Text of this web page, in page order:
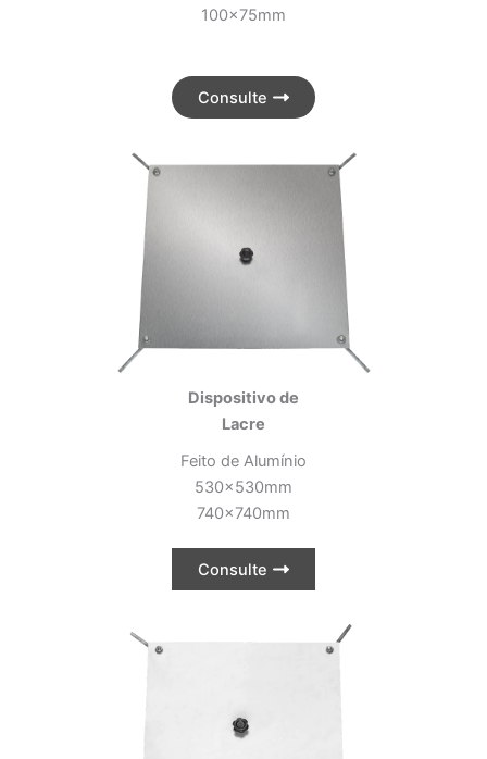
100x75mm
Consulte
Dispositivo de
Lacre
Feito de Alumínio
530x530mm
740x740mm
Consulte